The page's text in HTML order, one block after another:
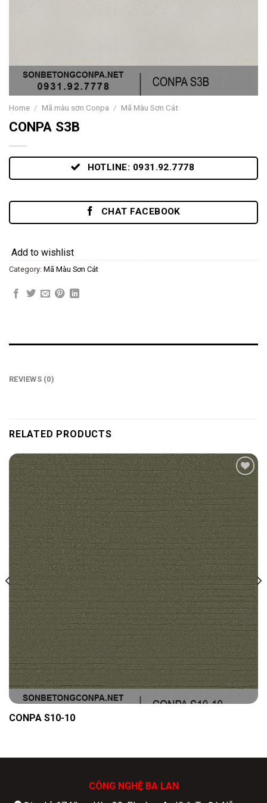
Home / Mã màu sơn Conpa / Mã Màu Sơn Cát
CONPA S3B
HOTLINE: 0931.92.7778
CHAT FACEBOOK
Add to wishlist
Category: Mã Màu Sơn Cát
REVIEWS (0)
RELATED PRODUCTS
Add to
wishlist
CONPA S10-10
CÔNG NGHỆ BA LAN